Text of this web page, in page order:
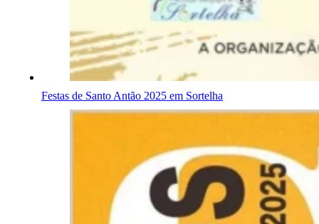
Festas de Santo Antão 2025 em Sortelha